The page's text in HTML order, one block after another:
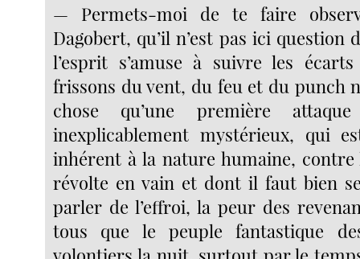
— Permets-moi de te faire
Dagobert, qu’il n’est pas ici question
l’esprit s’amuse à suivre les écarts
frissons du vent, du feu et du punch
chose qu’une première
inexplicablement mystérieux, qui
inhérent à la nature humaine, contre
révolte en vain et dont il faut bien
parler de l’effroi, la peur des
tous que le peuple fantastique